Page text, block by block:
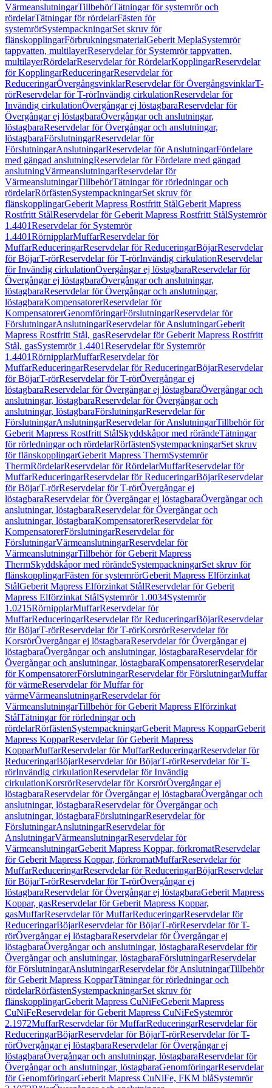
VärmeanslutningarTillbehörTätningar för systemrör och
rördelarTätningar för rördelarFästen för
systemrörSystempackningarSet skruv för
flänskopplingarFörbrukningsmaterialGeberit MeplaSystemrör
tappvatten, multilayerReservdelar för Systemrör tappvatten,
multilayerRördelarReservdelar för RördelarKopplingarReservdelar
för KopplingarReduceringarReservdelar för
ReduceringarÖvergångsvinklarReservdelar för ÖvergångsvinklarT-
rörReservdelar för T-rörInvändig cirkulationReservdelar för
Invändig cirkulationÖvergångar ej löstagbaraReservdelar för
Övergångar ej löstagbaraÖvergångar och anslutningar,
löstagbaraReservdelar för Övergångar och anslutningar,
löstagbaraFörslutningarReservdelar för
FörslutningarAnslutningarReservdelar för AnslutningarFördelare
med gängad anslutningReservdelar för Fördelare med gängad
anslutningVärmeanslutningarReservdelar för
VärmeanslutningarTillbehörTätningar för rörledningar och
rördelarRörfästenSystempackningarSet skruv för
flänskopplingarGeberit Mapress Rostfritt StålGeberit Mapress
Rostfritt StålReservdelar för Geberit Mapress Rostfritt StålSystemrör
1.4401Reservdelar för Systemrör
1.4401RörnipplarMuffarReservdelar för
MuffarReduceringarReservdelar för ReduceringarBöjarReservdelar
för BöjarT-rörReservdelar för T-rörInvändig cirkulationReservdelar
för Invändig cirkulationÖvergångar ej löstagbaraReservdelar för
Övergångar ej löstagbaraÖvergångar och anslutningar,
löstagbaraReservdelar för Övergångar och anslutningar,
löstagbaraKompensatorerReservdelar för
KompensatorerGenomföringarFörslutningarReservdelar för
FörslutningarAnslutningarReservdelar för AnslutningarGeberit
Mapress Rostfritt Stål, gasReservdelar för Geberit Mapress Rostfritt
Stål, gasSystemrör 1.4401Reservdelar för Systemrör
1.4401RörnipplarMuffarReservdelar för
MuffarReduceringarReservdelar för ReduceringarBöjarReservdelar
för BöjarT-rörReservdelar för T-rörÖvergångar ej
löstagbaraReservdelar för Övergångar ej löstagbaraÖvergångar och
anslutningar, löstagbaraReservdelar för Övergångar och
anslutningar, löstagbaraFörslutningarReservdelar för
FörslutningarAnslutningarReservdelar för AnslutningarTillbehör för
Geberit Mapress Rostfritt StålSkyddskåpor med rörändeTätningar
för rörledningar och rördelarRörfästenSystempackningarSet skruv
för flänskopplingarGeberit Mapress ThermSystemrör
ThermRördelarReservdelar för RördelarMuffarReservdelar för
MuffarReduceringarReservdelar för ReduceringarBöjarReservdelar
för BöjarT-rörReservdelar för T-rörÖvergångar ej
löstagbaraReservdelar för Övergångar ej löstagbaraÖvergångar och
anslutningar, löstagbaraReservdelar för Övergångar och
anslutningar, löstagbaraKompensatorerReservdelar för
KompensatorerFörslutningarReservdelar för
FörslutningarVärmeanslutningarReservdelar för
VärmeanslutningarTillbehör för Geberit Mapress
ThermSkyddskåpor med rörändeSystempackningarSet skruv för
flänskopplingarFästen för systemrörGeberit Mapress Elförzinkat
StålGeberit Mapress Elförzinkat StålReservdelar för Geberit
Mapress Elförzinkat StålSystemrör 1.0034Systemrör
1.0215RörnipplarMuffarReservdelar för
MuffarReduceringarReservdelar för ReduceringarBöjarReservdelar
för BöjarT-rörReservdelar för T-rörKorsrörReservdelar för
KorsrörÖvergångar ej löstagbaraReservdelar för Övergångar ej
löstagbaraÖvergångar och anslutningar, löstagbaraReservdelar för
Övergångar och anslutningar, löstagbaraKompensatorerReservdelar
för KompensatorerFörslutningarReservdelar för FörslutningarMuffar
för värmeReservdelar för Muffar för
värmeVärmeanslutningarReservdelar för
VärmeanslutningarTillbehör för Geberit Mapress Elförzinkat
StålTätningar för rörledningar och
rördelarRörfästenSystempackningarGeberit Mapress KopparGeberit
Mapress KopparReservdelar för Geberit Mapress
KopparMuffarReservdelar för MuffarReduceringarReservdelar för
ReduceringarBöjarReservdelar för BöjarT-rörReservdelar för T-
rörInvändig cirkulationReservdelar för Invändig
cirkulationKorsrörReservdelar för KorsrörÖvergångar ej
löstagbaraReservdelar för Övergångar ej löstagbaraÖvergångar och
anslutningar, löstagbaraReservdelar för Övergångar och
anslutningar, löstagbaraFörslutningarReservdelar för
FörslutningarAnslutningarReservdelar för
AnslutningarVärmeanslutningarReservdelar för
VärmeanslutningarGeberit Mapress Koppar, förkromatReservdelar
för Geberit Mapress Koppar, förkromatMuffarReservdelar för
MuffarReduceringarReservdelar för ReduceringarBöjarReservdelar
för BöjarT-rörReservdelar för T-rörÖvergångar ej
löstagbaraReservdelar för Övergångar ej löstagbaraGeberit Mapress
Koppar, gasReservdelar för Geberit Mapress Koppar,
gasMuffarReservdelar för MuffarReduceringarReservdelar för
ReduceringarBöjarReservdelar för BöjarT-rörReservdelar för T-
rörÖvergångar ej löstagbaraReservdelar för Övergångar ej
löstagbaraÖvergångar och anslutningar, löstagbaraReservdelar för
Övergångar och anslutningar, löstagbaraFörslutningarReservdelar
för FörslutningarAnslutningarReservdelar för AnslutningarTillbehör
för Geberit Mapress KopparTätningar för rörledningar och
rördelarRörfästenSystempackningarSet skruv för
flänskopplingarGeberit Mapress CuNiFeGeberit Mapress
CuNiFeReservdelar för Geberit Mapress CuNiFeSystemrör
2.1972MuffarReservdelar för MuffarReduceringarReservdelar för
ReduceringarBöjarReservdelar för BöjarT-rörReservdelar för T-
rörÖvergångar ej löstagbaraReservdelar för Övergångar ej
löstagbaraÖvergångar och anslutningar, löstagbaraReservdelar för
Övergångar och anslutningar, löstagbaraGenomföringarReservdelar
för GenomföringarGeberit Mapress CuNiFe, FKM blåSystemrör